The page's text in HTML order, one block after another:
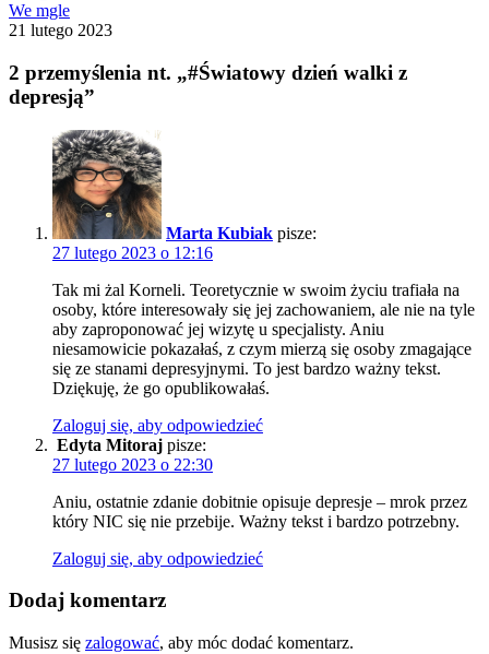
We mgle
21 lutego 2023
2 przemyślenia nt. „#Światowy dzień walki z
depresją”
Marta Kubiak pisze:
27 lutego 2023 o 12:16
Tak mi żal Korneli. Teoretycznie w swoim życiu trafiała na
osoby, które interesowały się jej zachowaniem, ale nie na tyle
aby zaproponować jej wizytę u specjalisty. Aniu
niesamowicie pokazałaś, z czym mierzą się osoby zmagające
się ze stanami depresyjnymi. To jest bardzo ważny tekst.
Dziękuję, że go opublikowałaś.
Zaloguj się, aby odpowiedzieć
Edyta Mitoraj pisze:
27 lutego 2023 o 22:30
Aniu, ostatnie zdanie dobitnie opisuje depresje – mrok przez
który NIC się nie przebije. Ważny tekst i bardzo potrzebny.
Zaloguj się, aby odpowiedzieć
Dodaj komentarz
Musisz się zalogować, aby móc dodać komentarz.